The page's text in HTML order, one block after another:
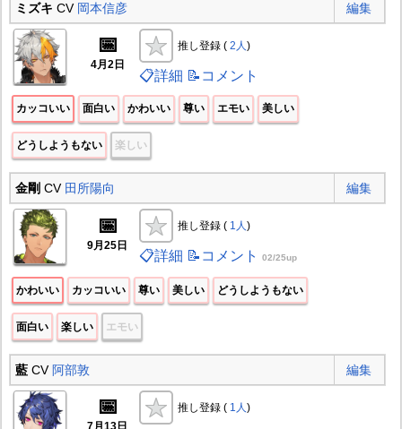
ミズキ CV 岡本信彦 編集
📅
4月2日
推し登録 ( 2人)
📋詳細 📝コメント
カッコいい 面白い かわいい 尊い エモい 美しい
どうしようもない 楽しい
金剛 CV 田所陽向 編集
📅
9月25日
推し登録 ( 1人)
📋詳細 📝コメント 02/25up
かわいい カッコいい 尊い 美しい どうしようもない
面白い 楽しい エモい
藍CV 阿部敦 編集
📅
7月13日
推し登録 ( 1人)